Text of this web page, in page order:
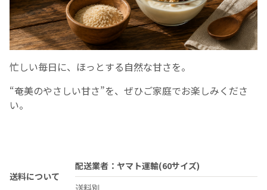
忙しい毎日に、ほっとする自然な甘さを。
“奄美のやさしい甘さ”を、ぜひご家庭でお楽しみくださ
い。
送料について
配送業者：ヤマト運輸(60サイズ)